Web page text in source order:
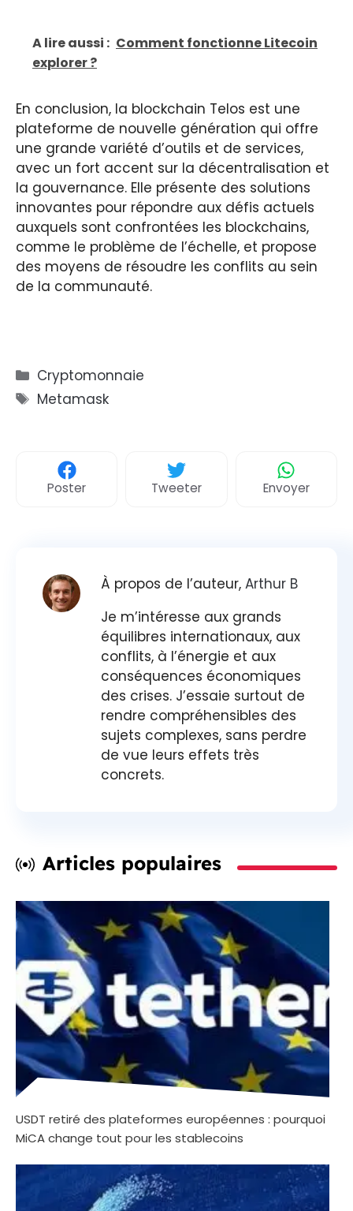
A lire aussi : Comment fonctionne Litecoin
explorer ?
En conclusion, la blockchain Telos est une
plateforme de nouvelle génération qui offre
une grande variété d’outils et de services,
avec un fort accent sur la décentralisation et
la gouvernance. Elle présente des solutions
innovantes pour répondre aux défis actuels
auxquels sont confrontées les blockchains,
comme le problème de l’échelle, et propose
des moyens de résoudre les conflits au sein
de la communauté.
Catégories
Cryptomonnaie
Étiquettes
Metamask
Poster Tweeter Envoyer
À propos de l’auteur, Arthur B
Je m’intéresse aux grands
équilibres internationaux, aux
conflits, à l’énergie et aux
conséquences économiques
des crises. J’essaie surtout de
rendre compréhensibles des
sujets complexes, sans perdre
de vue leurs effets très
concrets.
Articles populaires
USDT retiré des plateformes européennes : pourquoi
MiCA change tout pour les stablecoins